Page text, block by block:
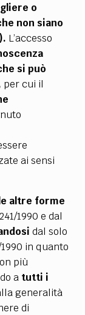
o
non siano
L’accesso
si può
per cui il
ai sensi
altre forme
1990 e dal
dal solo
in quanto
più
a tutti i
generalità
di